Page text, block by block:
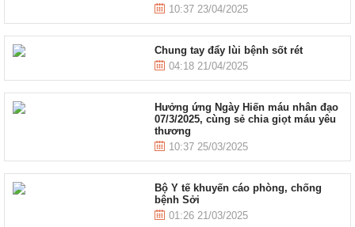
10:37 23/04/2025
Chung tay đẩy lùi bệnh sốt rét
04:18 21/04/2025
Hưởng ứng Ngày Hiến máu nhân đạo
07/3/2025, cùng sẻ chia giọt máu yêu
thương
10:37 25/03/2025
Bộ Y tế khuyến cáo phòng, chống
bệnh Sởi
01:26 21/03/2025